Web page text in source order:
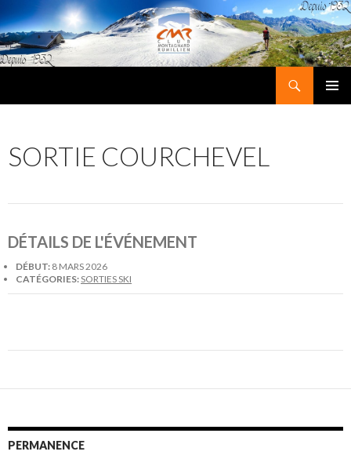
SORTIE COURCHEVEL
DÉTAILS DE L'ÉVÉNEMENT
DÉBUT: 8 MARS 2026
CATÉGORIES:SORTIES SKI
des
PERMANENCE